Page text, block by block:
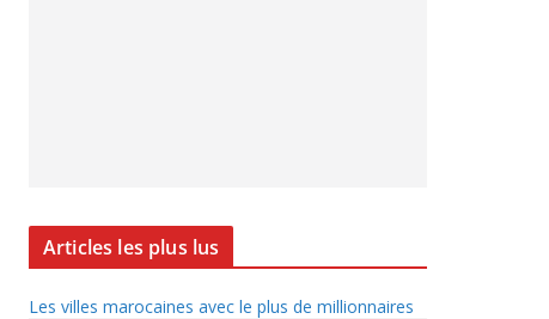
Articles les plus lus
Les villes marocaines avec le plus de millionnaires